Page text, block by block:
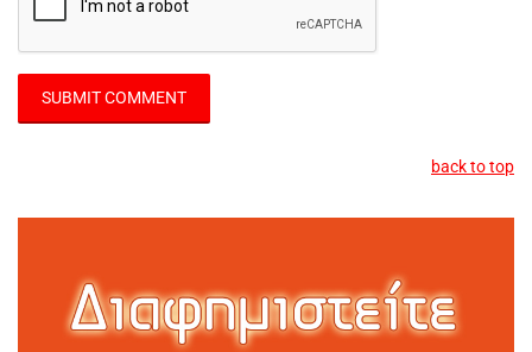
back to top